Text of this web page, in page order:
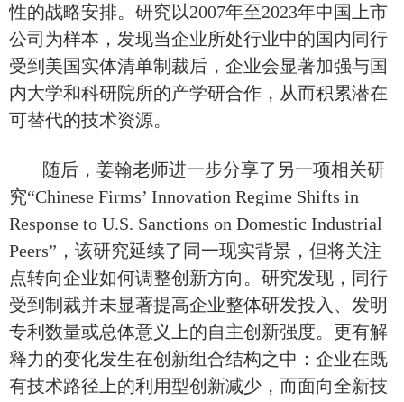
性的战略安排。研究以2007年至2023年中国上市
公司为样本，发现当企业所处行业中的国内同行
受到美国实体清单制裁后，企业会显著加强与国
内大学和科研院所的产学研合作，从而积累潜在
可替代的技术资源。
随后，姜翰老师进一步分享了另一项相关研
究“Chinese Firms’ Innovation Regime Shifts in
Response to U.S. Sanctions on Domestic Industrial
Peers”， 该研究延续了同一现实背景，但将关注
点转向企业如何调整创新方向。研究发现，同行
受到制裁并未显著提高企业整体研发投入、发明
专利数量或总体意义上的自主创新强度。更有解
释力的变化发生在创新组合结构之中：企业在既
有技术路径上的利用型创新减少，而面向全新技